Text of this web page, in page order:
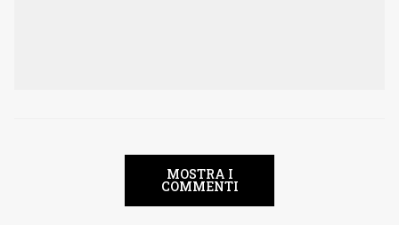
MOSTRA I
COMMENTI